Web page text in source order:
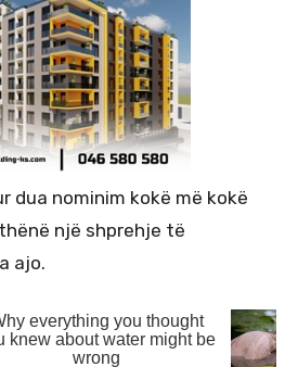
dua nominim kokë më kokë
një shprehje të
ajo.